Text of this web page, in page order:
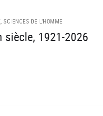
SCIENCES DE L'HOMME
siècle, 1921-2026